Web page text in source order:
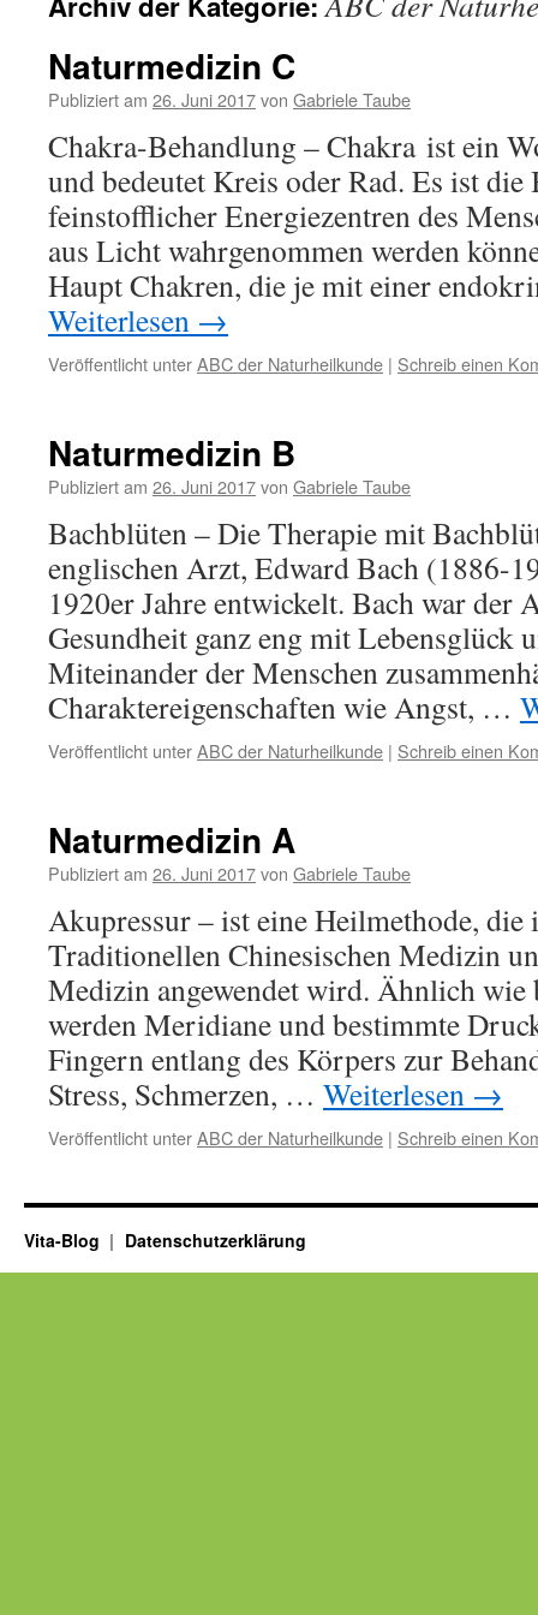
Naturmedizin C
Publiziert am 26. Juni 2017von Gabriele Taube
Chakra-Behandlung – Chakra ist ein
und bedeutet Kreis oder Rad. Es ist die
feinstofflicher Energiezentren des
aus Licht wahrgenommen werden
Haupt Chakren, die je mit einer
Weiterlesen →
Veröffentlicht unterABC der Naturheilkunde | Schreib einen
Naturmedizin B
Publiziert am 26. Juni 2017von Gabriele Taube
Bachblüten – Die Therapie mit
englischen Arzt, Edward Bach (1886-
1920er Jahre entwickelt. Bach war der
Gesundheit ganz eng mit Lebensglück
Miteinander der Menschen
Charaktereigenschaften wie Angst, …
Veröffentlicht unterABC der Naturheilkunde | Schreib einen
Naturmedizin A
Publiziert am 26. Juni 2017von Gabriele Taube
Akupressur – ist eine Heilmethode, die
Traditionellen Chinesischen Medizin
Medizin angewendet wird. Ähnlich
werden Meridiane und bestimmte
Fingern entlang des Körpers zur
Stress, Schmerzen, … Weiterlesen →
Veröffentlicht unterABC der Naturheilkunde | Schreib einen
Vita-Blog Datenschutzerklärung